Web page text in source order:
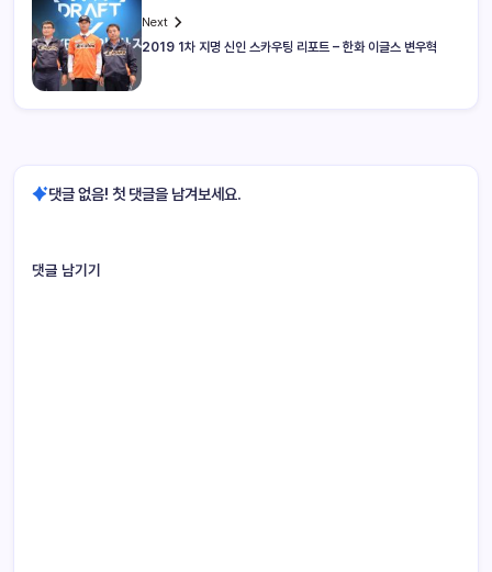
Next
2019 1차 지명 신인 스카우팅 리포트 – 한화 이글스 변우혁
댓글 없음! 첫 댓글을 남겨보세요.
댓글 남기기